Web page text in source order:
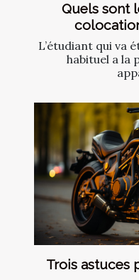
Quels sont
L’étudiant qui va
habituel a la
Trois astuces